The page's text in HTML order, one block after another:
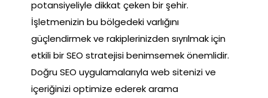
potansiyeliyle dikkat çeken bir şehir.
İşletmenizin bu bölgedeki varlığını
güçlendirmek ve rakiplerinizden sıyrılmak için
etkili bir SEO stratejisi benimsemek önemlidir.
Doğru SEO uygulamalarıyla web sitenizi ve
içeriğinizi optimize ederek arama